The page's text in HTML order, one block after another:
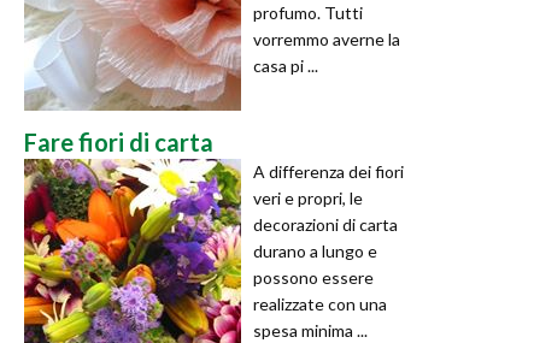
profumo. Tutti
vorremmo averne la
casa pi ...
Fare fiori di carta
A differenza dei fiori
veri e propri, le
decorazioni di carta
durano a lungo e
possono essere
realizzate con una
spesa minima ...